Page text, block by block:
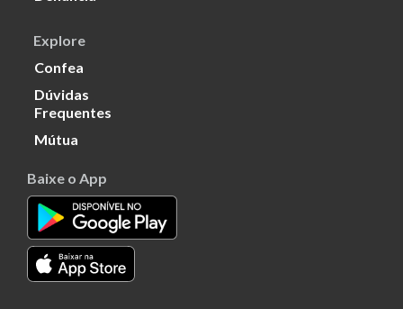
Explore
Confea
Dúvidas
Frequentes
Mútua
Baixe o App